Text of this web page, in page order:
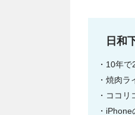
日和
10年で
焼肉ラ
ココリ
iPhone